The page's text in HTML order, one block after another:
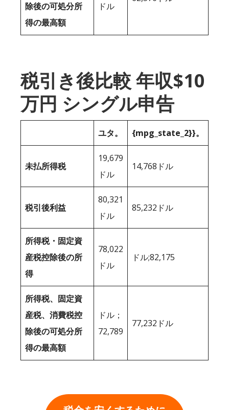
除後の可処分所
得の最高額
ドル
税引き後比較 年収$10
万円 シングル申告
ユタ。 {mpg_state_2}}。
未払所得税
19,679
ドル
14,768ドル
税引後利益
80,321
ドル
85,232ドル
所得税・固定資
産税控除後の所
得
78,022
ドル
ドル;82,175
所得税、固定資
産税、消費税控
除後の可処分所
得の最高額
ドル；
72,789
77,232ドル